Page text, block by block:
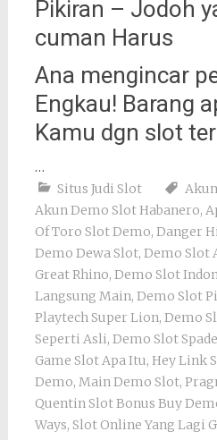
Pikiran – Jodoh
cuman Harus
Ana mengincar
Engkau! Barang
Kamu dgn slot
…
Situs Judi Slot
Akun Demo Slot Habanero,
Of Toro Slot Demo, Danger
Demo Dewa Slot, Demo Slot
Great Rhino, Demo Slot
Langsung Main, Demo Slot
Playtech Super Lion, Demo
Seperti Asli, Demo Slot
Game Slot Apa Itu, Hey Link
Demo, Main Demo Slot,
Quentin Slot Bonus Buy
Ways, Slot Online Yang Lagi